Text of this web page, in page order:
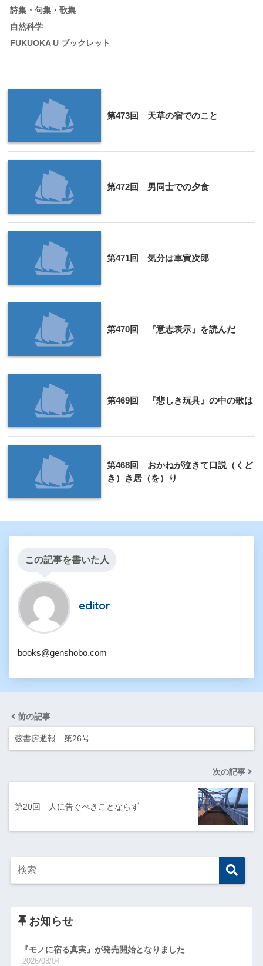
詩集・句集・歌集
自然科学
FUKUOKA U ブックレット
第473回 天草の宿でのこと
第472回 男同士での夕食
第471回 気分は車寅次郎
第470回 『意志表示』を読んだ
第469回 『悲しき玩具』の中の歌は
第468回 おかねが泣きて口説（くど
き）き居（を）り
この記事を書いた人
editor
books@genshobo.com
前の記事
弦書房週報 第26号
次の記事
第20回 人に告ぐべきことならず
お知らせ
『モノに宿る真実』が発売開始となりました
2026/08/04